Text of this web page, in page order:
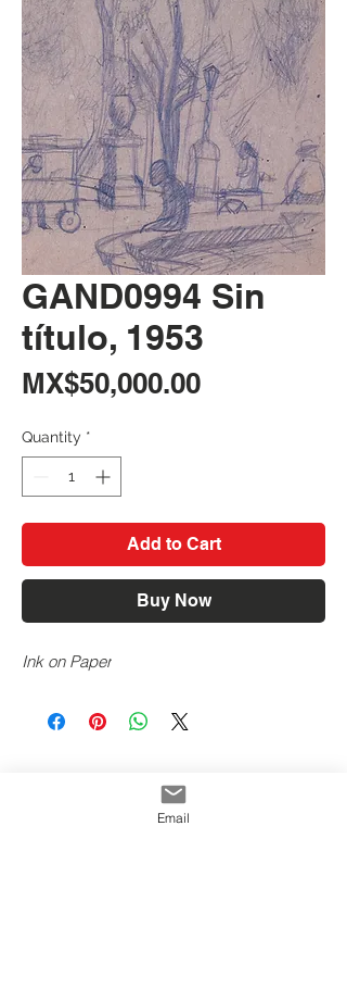
GAND0994 Sin
título, 1953
MX$50,000.00Price
Quantity *
Add to Cart
Buy Now
Ink on Paper
Email